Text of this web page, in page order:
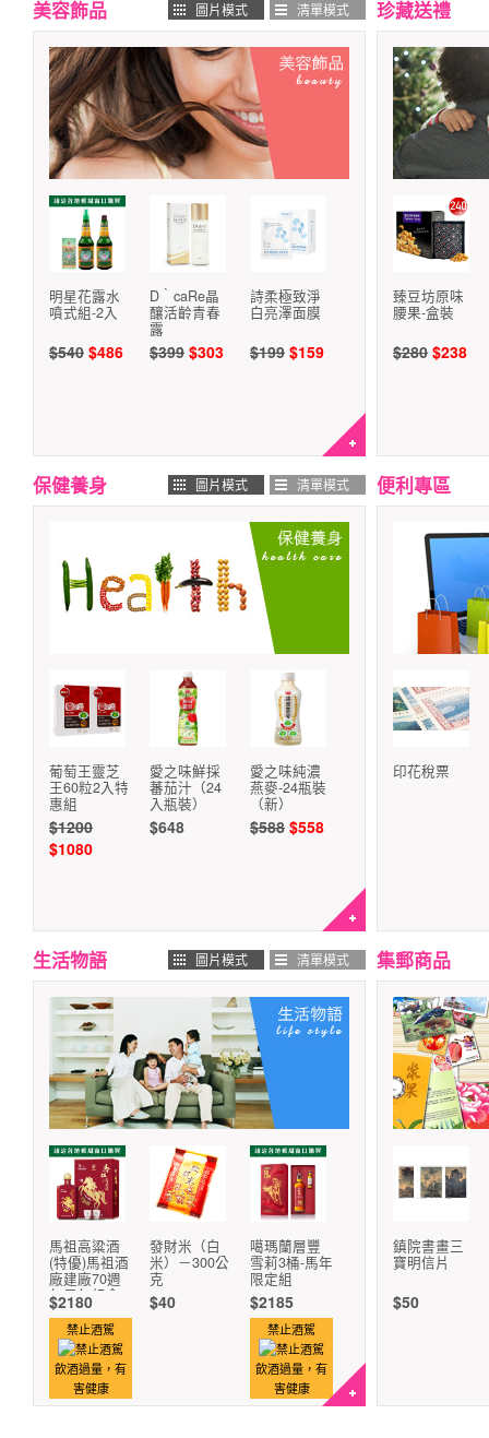
美容飾品 圖片模式 清單模式
明星花露水
噴式組-2入
$540 $486
D‵caRe晶
釀活齡青春
露
$399 $303
詩柔極致淨
白亮澤面膜
$199 $159
珍藏送禮
臻豆坊原味
腰果-盒裝
$280 $238
保健養身 圖片模式 清單模式
葡萄王靈芝
王60粒2入特
惠組
$1200
$1080
愛之味鮮採
蕃茄汁（24
入瓶裝）
$648
愛之味純濃
燕麥-24瓶裝
（新）
$588 $558
便利專區
印花稅票
生活物語 圖片模式 清單模式
馬祖高粱酒
(特優)馬祖酒
廠建廠70週
年馬年紀念
酒
$2180
禁止酒駕
飲酒過量，有
害健康
發財米（白
米）－300公
克
$40
噶瑪蘭層豐
雪莉3桶-馬年
限定組
$2185
禁止酒駕
飲酒過量，有
害健康
集郵商品
鎮院書畫三
寶明信片
$50